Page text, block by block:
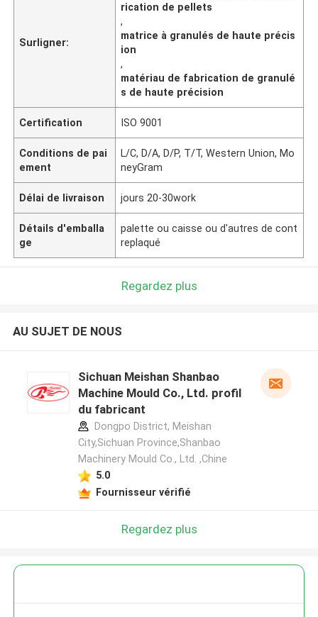
Surligner:
rication de pellets
,
matrice à granulés de haute précis
ion
,
matériau de fabrication de granulé
s de haute précision
Certification ISO 9001
Conditions de pai
ement
L/C, D/A, D/P, T/T, Western Union, Mo
neyGram
Délai de livraison jours 20-30work
Détails d'emballa
ge
palette ou caisse ou d'autres de cont
replaqué
Regardez plus
AU SUJET DE NOUS
Sichuan Meishan Shanbao
Machine Mould Co., Ltd. profil
du fabricant
Dongpo District, Meishan
City,Sichuan Province,Shanbao
Machinery Mould Co., Ltd. ,Chine
5.0
Fournisseur vérifié
Regardez plus